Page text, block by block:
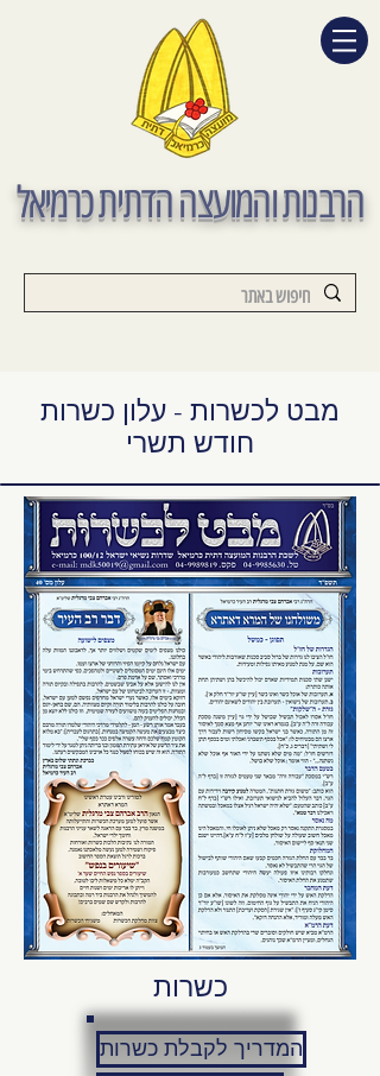
הרבנות והמועצה הדתית כרמיאל
מבט לכשרות - עלון כשרות
חודש תשרי
כשרות
המדריך לקבלת כשרות